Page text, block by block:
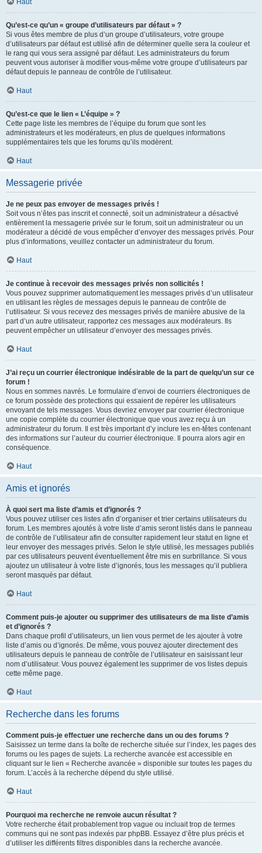
Haut
Qu’est-ce qu’un « groupe d’utilisateurs par défaut » ?
Si vous êtes membre de plus d’un groupe d’utilisateurs, votre groupe
d’utilisateurs par défaut est utilisé afin de déterminer quelle sera la couleur et
le rang qui vous sera assigné par défaut. Les administrateurs du forum
peuvent vous autoriser à modifier vous-même votre groupe d’utilisateurs par
défaut depuis le panneau de contrôle de l’utilisateur.
Haut
Qu’est-ce que le lien « L’équipe » ?
Cette page liste les membres de l’équipe du forum que sont les
administrateurs et les modérateurs, en plus de quelques informations
supplémentaires tels que les forums qu’ils modèrent.
Haut
Messagerie privée
Je ne peux pas envoyer de messages privés !
Soit vous n’êtes pas inscrit et connecté, soit un administrateur a désactivé
entièrement la messagerie privée sur le forum, soit un administrateur ou un
modérateur a décidé de vous empêcher d’envoyer des messages privés. Pour
plus d’informations, veuillez contacter un administrateur du forum.
Haut
Je continue à recevoir des messages privés non sollicités !
Vous pouvez supprimer automatiquement les messages privés d’un utilisateur
en utilisant les règles de messages depuis le panneau de contrôle de
l’utilisateur. Si vous recevez des messages privés de manière abusive de la
part d’un autre utilisateur, rapportez ces messages aux modérateurs. Ils
peuvent empêcher un utilisateur d’envoyer des messages privés.
Haut
J’ai reçu un courrier électronique indésirable de la part de quelqu’un sur ce
forum !
Nous en sommes navrés. Le formulaire d’envoi de courriers électroniques de
ce forum possède des protections qui essaient de repérer les utilisateurs
envoyant de tels messages. Vous devriez envoyer par courrier électronique
une copie complète du courrier électronique que vous avez reçu à un
administrateur du forum. Il est très important d’y inclure les en-têtes contenant
des informations sur l’auteur du courrier électronique. Il pourra alors agir en
conséquence.
Haut
Amis et ignorés
À quoi sert ma liste d’amis et d’ignorés ?
Vous pouvez utiliser ces listes afin d’organiser et trier certains utilisateurs du
forum. Les membres ajoutés à votre liste d’amis seront listés dans le panneau
de contrôle de l’utilisateur afin de consulter rapidement leur statut en ligne et
leur envoyer des messages privés. Selon le style utilisé, les messages publiés
par ces utilisateurs peuvent éventuellement être mis en surbrillance. Si vous
ajoutez un utilisateur à votre liste d’ignorés, tous les messages qu’il publiera
seront masqués par défaut.
Haut
Comment puis-je ajouter ou supprimer des utilisateurs de ma liste d’amis
et d’ignorés ?
Dans chaque profil d’utilisateurs, un lien vous permet de les ajouter à votre
liste d’amis ou d’ignorés. De même, vous pouvez ajouter directement des
utilisateurs depuis le panneau de contrôle de l’utilisateur en saisissant leur
nom d’utilisateur. Vous pouvez également les supprimer de vos listes depuis
cette même page.
Haut
Recherche dans les forums
Comment puis-je effectuer une recherche dans un ou des forums ?
Saisissez un terme dans la boîte de recherche située sur l’index, les pages des
forums ou les pages de sujets. La recherche avancée est accessible en
cliquant sur le lien « Recherche avancée » disponible sur toutes les pages du
forum. L’accès à la recherche dépend du style utilisé.
Haut
Pourquoi ma recherche ne renvoie aucun résultat ?
Votre recherche était probablement trop vague ou incluait trop de termes
communs qui ne sont pas indexés par phpBB. Essayez d’être plus précis et
d’utiliser les différents filtres disponibles dans la recherche avancée.